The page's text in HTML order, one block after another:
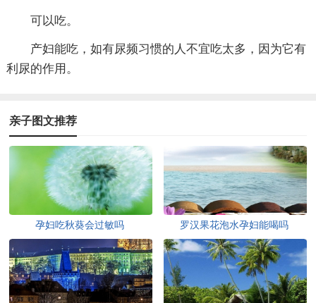
可以吃。
产妇能吃，如有尿频习惯的人不宜吃太多，因为它有
利尿的作用。
亲子图文推荐
孕妇吃秋葵会过敏吗 罗汉果花泡水孕妇能喝吗